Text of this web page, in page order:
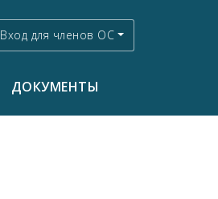
Вход для членов ОС
ДОКУМЕНТЫ